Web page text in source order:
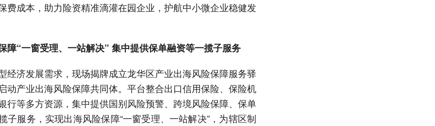
费成本，助力险资精准滴灌在园企业，护航中小微企业稳健发
障“一窗受理、一站解决” 集中提供保单融资等一揽子服务
经济发展需求，现场揭牌成立龙华区产业出海风险保障服务驿
动产业出海风险保障共同体。平台整合出口信用保险、保险机
行等多方资源，集中提供国别风险预警、跨境风险保障、保单
子服务，实现出海风险保障“一窗受理、一站解决”，为辖区制